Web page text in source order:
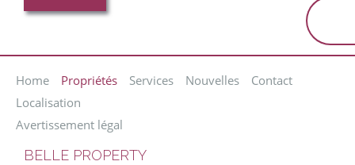
Home Propriétés Services Nouvelles
Contact
Localisation
Avertissement légal
BELLE PROPERTY